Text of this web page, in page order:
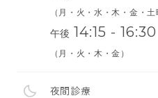
（月・火・水・木・金・土
午後 14:15 - 16:30
（月・火・木・金）
夜間診療